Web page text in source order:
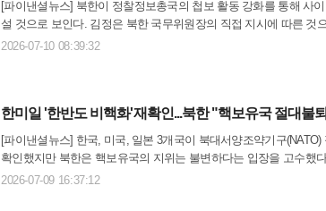
[파이낸셜뉴스] 북한이 정찰정보총국의 첩보 활동 강화를 통해 사
설 것으로 보인다. 김정은 북한 국무위원장의 직접 지시에 따른 것
가상자산 해킹과 사이버 공작을 지시하는 곳으로 의심해왔다.10일
2026-07-10 08:39:32
한미일 '한반도 비핵화'재확인...북한 "핵보유국 절대불
[파이낸셜뉴스] 한국, 미국, 일본 3개국이 북대서양조약기구
확인했지만 북한은 핵보유국의 지위는 불변하다는 입장을 고수했
한은 또한 외무성이 아닌 대적연구원이라는 기관을 통해 한 단계
2026-07-09 16:37:12